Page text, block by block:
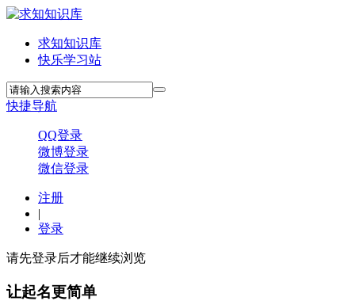
求知知识库
快乐学习站
快捷导航
QQ登录
微博登录
微信登录
注册
|
登录
请先登录后才能继续浏览
让起名更简单